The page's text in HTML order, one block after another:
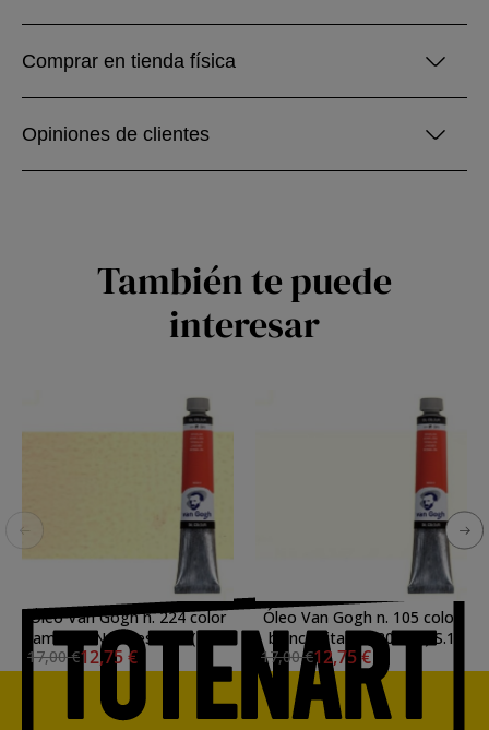
Comprar en tienda física
Opiniones de clientes
También te puede
interesar
Óleo Van Gogh n. 224 color
amarillo Nápoles rojo (200
ml) S.1
17,00 €12,75 €
Óleo Van Gogh n. 105 color
blanco titanio (200 ml) S.1
17,00 €12,75 €